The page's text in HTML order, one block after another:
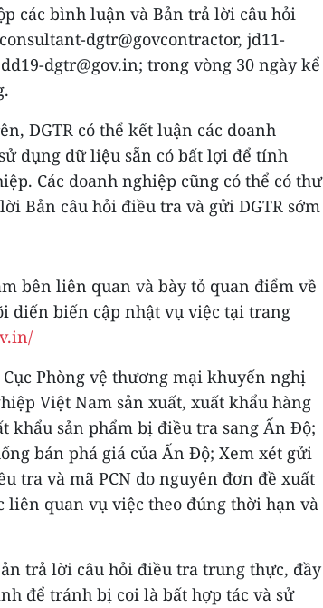
các bình luận và Bản trả lời câu hỏi
dgtr@govcontractor, jd11-
dgtr@gov.in; trong vòng 30 ngày kể
DGTR có thể kết luận các doanh
dụng dữ liệu sẵn có bất lợi để tính
Các doanh nghiệp cũng có thể có thư
Bản câu hỏi điều tra và gửi DGTR sớm
bên liên quan và bày tỏ quan điểm về
diến biến cập nhật vụ việc tại trang
Phòng vệ thương mại khuyến nghị
Việt Nam sản xuất, xuất khẩu hàng
khẩu sản phẩm bị điều tra sang Ấn Độ;
bán phá giá của Ấn Độ; Xem xét gửi
tra và mã PCN do nguyên đơn đề xuất
quan vụ việc theo đúng thời hạn và
trả lời câu hỏi điều tra trung thực, đầy
để tránh bị coi là bất hợp tác và sử